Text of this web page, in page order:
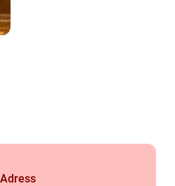
Adress